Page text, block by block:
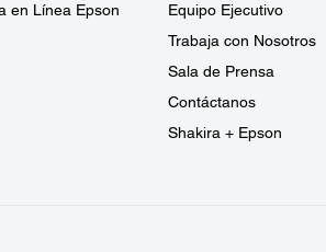
en Línea Epson
Equipo Ejecutivo
Trabaja con Nosotros
Sala de Prensa
Contáctanos
Shakira + Epson